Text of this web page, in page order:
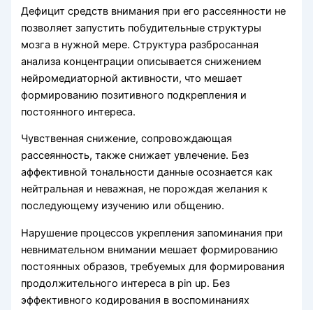
Дефицит средств внимания при его рассеянности не
позволяет запустить побудительные структуры
мозга в нужной мере. Структура разбросанная
анализа концентрации описывается снижением
нейромедиаторной активности, что мешает
формированию позитивного подкрепления и
постоянного интереса.
Чувственная снижение, сопровождающая
рассеянность, также снижает увлечение. Без
аффективной тональности данные осознается как
нейтральная и неважная, не порождая желания к
последующему изучению или общению.
Нарушение процессов укрепления запоминания при
невнимательном внимании мешает формированию
постоянных образов, требуемых для формирования
продолжительного интереса в pin up. Без
эффективного кодирования в воспоминаниях